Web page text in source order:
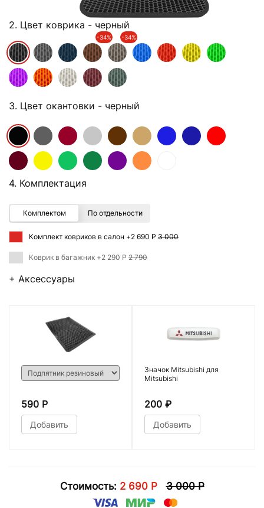
2. Цвет коврика - черный
-34% -34%
3. Цвет окантовки - черный
4. Комплектация
Комплектом По отдельности
Комплект ковриков в салон +2 690 Р 3 000
Коврик в багажник +2 290 Р 2 790
+ Аксессуары
590 Р
Добавить
Значок Mitsubishi для
Mitsubishi
200 ₽
Добавить
Стоимость: 2 690 Р 3 000 Р